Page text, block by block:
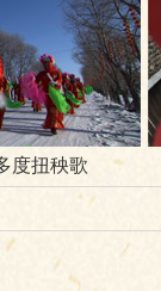
度扭秧歌